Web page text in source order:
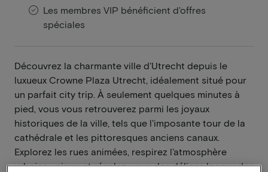
Les membres VIP bénéficient d'offres
spéciales
Découvrez la charmante ville d'Utrecht depuis le
luxueux Crowne Plaza Utrecht, idéalement situé pour
un parfait city trip. À seulement quelques minutes à
pied, vous vous retrouverez parmi les joyaux
historiques de la ville, tels que l'imposante tour de la
cathédrale et les pittoresques anciens canaux.
Explorez les rues animées, respirez l'atmosphère
urbaine unique et régalez-vous des délices locaux des